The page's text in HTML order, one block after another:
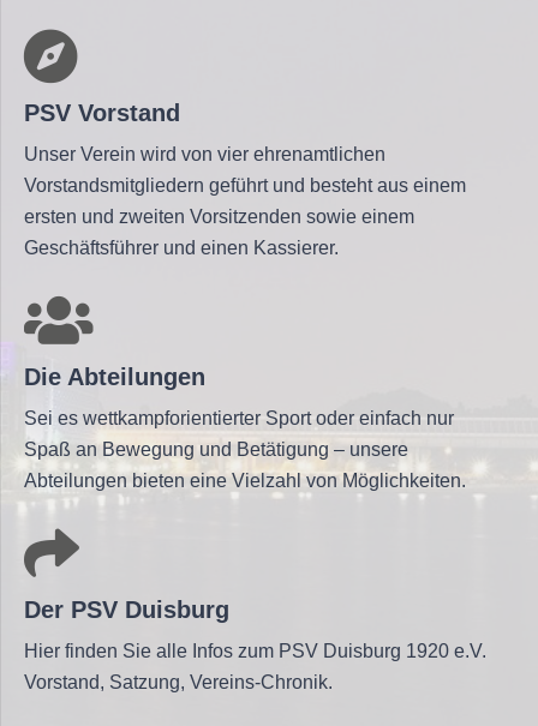
PSV Vorstand
Unser Verein wird von vier ehrenamtlichen
Vorstandsmitgliedern geführt und besteht aus einem
ersten und zweiten Vorsitzenden sowie einem
Geschäftsführer und einen Kassierer.
Die Abteilungen
Sei es wettkampforientierter Sport oder einfach nur
Spaß an Bewegung und Betätigung – unsere
Abteilungen bieten eine Vielzahl von Möglichkeiten.
Der PSV Duisburg
Hier finden Sie alle Infos zum PSV Duisburg 1920 e.V.
Vorstand, Satzung, Vereins-Chronik.